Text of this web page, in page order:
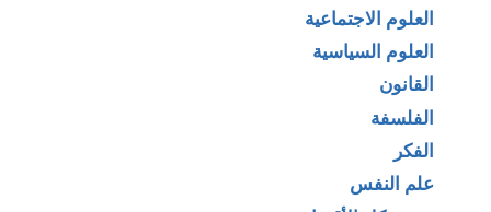
العلوم الاجتماعية
العلوم السياسية
القانون
الفلسفة
الفكر
علم النفس